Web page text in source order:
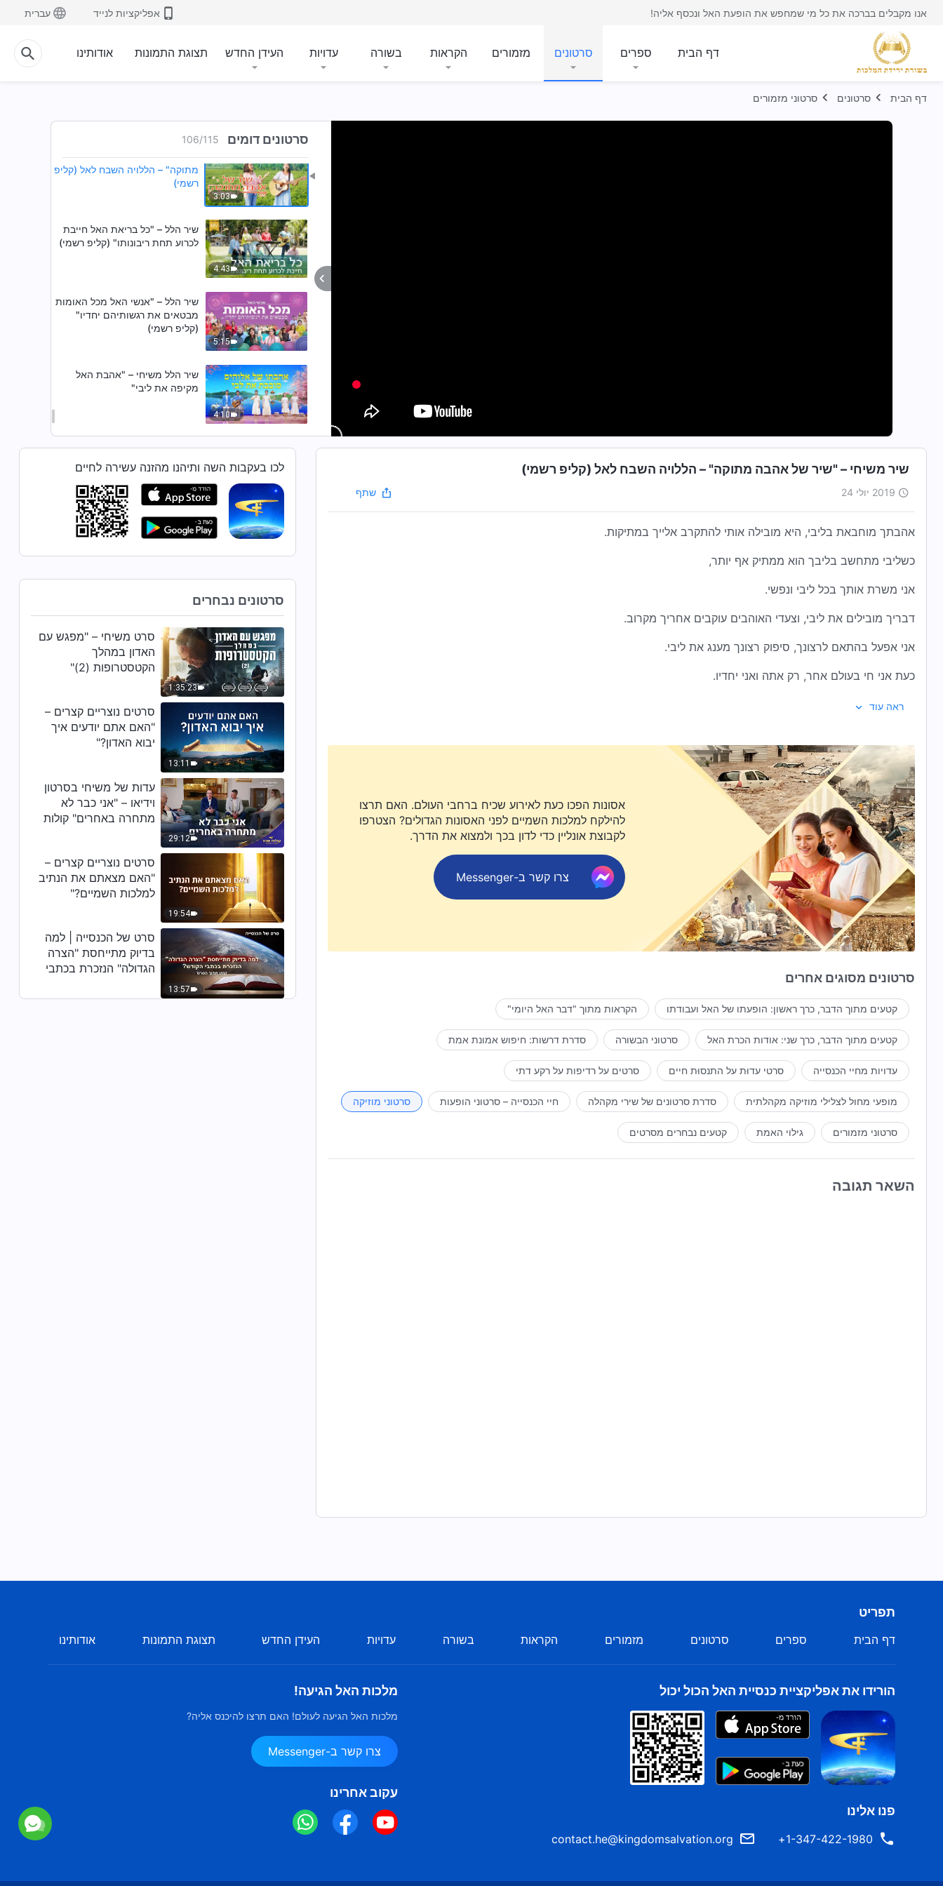
אנו מקבלים בברכה את כל מי שמחפש את הופעת האל ונכסף אליה! אפליקציות לנייד עברית
דף הבית ספרים סרטונים מזמורים הקראות בשורה עדויות העידן החדש תצוגת התמונות אודותינו
דף הבית סרטונים סרטוני מזמורים
סרטונים דומים 106/115
6:00
שיר הלל – "כמה חשובה אהבתו של
3:31
3:03
שיר משיחי – "שיר של אהבה
מתוקה" – הללויה השבח לאל (קליפ
רשמי)
4:43
שיר הלל – "כל בריאת האל חייבת
לכרוע תחת ריבונותו" (קליפ רשמי)
5:15
שיר הלל – "אנשי האל מכל האומות
מבטאים את רגשותיהם יחדיו"
(קליפ רשמי)
4:10
שיר הלל משיחי – "אהבת האל
מקיפה את ליבי"
3:38
שיר הלל משיחי – "מעשיו של האל
ממלאים את המרחב העצום של
היקום"
6:04
שיר הלל משיחי – "עדות החיים"
(סולו גברי)
4:15
אלוהים מקרבת אותנו זה לזה" (סולו
גברי)
5:08
שיר הלל משיחי – "השמיים כאן כל
כך כחולים" (מקהלת נשים)
3:54
שירי הלל – "הודיה והלל לאל הכול
יכול" (קליפ רשמי)
3:47
שיר הלל משיחי – "אהבת האמת של
אלוהים" (קליפ רשמי)
שיר משיחי – "שיר של אהבה מתוקה" – הללויה השבח לאל (קליפ רשמי)
2019 יולי 24 שתף
אהבתך מוחבאת בליבי, היא מובילה אותי להתקרב אלייך במתיקות.
כשליבי מתחשב בליבך הוא ממתיק אף יותר,
אני משרת אותך בכל ליבי ונפשי.
דבריך מובילים את ליבי, וצעדי האוהבים עוקבים אחריך מקרוב.
אני אפעל בהתאם לרצונך, סיפוק רצונך מענג את ליבי.
כעת אני חי בעולם אחר, רק אתה ואני יחדיו.
אתה אוהב אותי, אני אוהב אותך, אין מחסום או מרחק בינינו,
באהבה אנו הולכים יחדיו ודבר לא מפריד בינינו, לבבותינו שמחים.
אני מבין את רצונך ונשמע לך באופן מוחלט,
רצוני הוא לא למרוד שוב לעולם.
אחיה לפניך אף יותר, ולעולם לא אפרד ממך.
אני מהרהר בדבריך בשקט, אני אוצר את מה שיש לך ומה שאתה.
דבריך מנקים את שחיתותי, והם מילאו את ליבי.
הו, אני אוהב אותך, אני אוהב אותך, דבריך הפכו לחיי.
הללויה! הללויה! הללויה! השבח לאל.
מתוך 'עקבו אחר השה ושירושירים חדשים'
ראה עוד
אסונות הפכו כעת לאירוע שכיח ברחבי העולם. האם תרצו
להילקח למלכות השמיים לפני האסונות הגדולים? הצטרפו
לקבוצת אונליין כדי לדון בכך ולמצוא את הדרך.
צרו קשר ב-Messenger
סרטונים מסוגים אחרים
קטעים מתוך הדבר, כרך ראשון: הופעתו של האל ועבודתו הקראות מתוך "דבר האל היומי"
קטעים מתוך הדבר, כרך שני: אודות הכרת האל סרטוני הבשורה סדרת דרשות: חיפוש אמונת אמת
עדויות מחיי הכנסייה סרטי עדוּת על התנסוּת חיים סרטים על רדיפות על רקע דתי
מופעי מחול לצלילי מוזיקה מקהלתית סדרת סרטונים של שירי מקהלה חיי הכנסייה – סרטוני הופעות סרטוני מוזיקה
סרטוני מזמורים גילוי האמת קטעים נבחרים מסרטים
השאר תגובה
לכו בעקבות השה ותיהנו מהזנה עשירה לחיים
סרטונים נבחרים
1:35:23
סרט משיחי – "מפגש עם
האדון במהלך
הקטסטרופות (2)"
13:11
סרטים נוצריים קצרים –
"האם אתם יודעים איך
יבוא האדון?"
29:12
עדות של משיחי בסרטון
וידיאו – "אני כבר לא
מתחרה באחרים" קולות
19:54
סרטים נוצריים קצרים –
"האם מצאתם את הנתיב
למלכות השמיים?"
13:57
סרט של הכנסייה | למה
בדיוק מתייחסת "הצרה
הגדולה" הנזכרת בכתבי
מסרט)
תפריט
דף הבית ספרים סרטונים מזמורים הקראות בשורה עדויות העידן החדש תצוגת התמונות אודותינו
הורידו את אפליקציית כנסיית האל הכול יכול
פנו אלינו
1-347-422-1980+
contact.he@kingdomsalvation.org
מלכות האל הגיעה!
מלכות האל הגיעה לעולם! האם תרצו להיכנס אליה?
צרו קשר ב-Messenger
עקוב אחרינו